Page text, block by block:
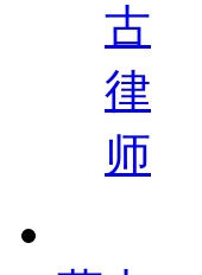
古
律
师